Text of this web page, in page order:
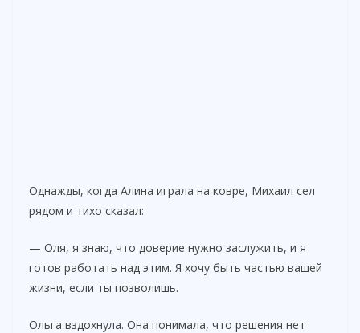
Однажды, когда Алина играла на ковре, Михаил сел
рядом и тихо сказал:
— Оля, я знаю, что доверие нужно заслужить, и я
готов работать над этим. Я хочу быть частью вашей
жизни, если ты позволишь.
Ольга вздохнула. Она понимала, что решения нет